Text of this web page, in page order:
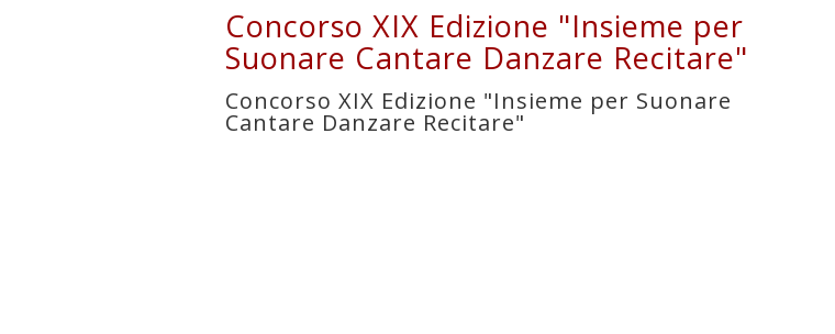
Concorso XIX Edizione "Insieme per
Suonare Cantare Danzare Recitare"
Concorso XIX Edizione "Insieme per Suonare
Cantare Danzare Recitare"